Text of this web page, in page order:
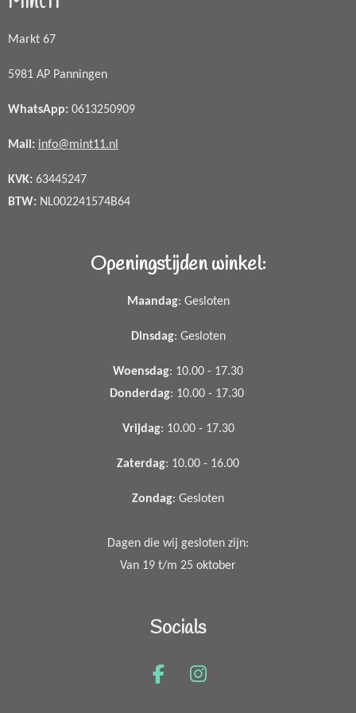
Markt 67
5981 AP Panningen
WhatsApp: 0613250909
Mail: info@mint11.nl
KVK: 63445247
BTW: NL002241574B64
Openingstijden winkel:
Maandag: Gesloten
Dinsdag: Gesloten
Woensdag: 10.00 - 17.30
Donderdag: 10.00 - 17.30
Vrijdag: 10.00 - 17.30
Zaterdag: 10.00 - 16.00
Zondag: Gesloten
Dagen die wij gesloten zijn:
Van 19 t/m 25 oktober
Socials
F
I